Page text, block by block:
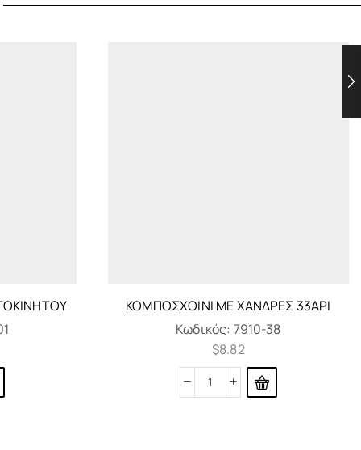
ΚΟΜΠΟΣΧΟΊΝΙ ΜΕ ΧΆΝΔΡΕΣ 33ΑΡΙ
Κωδικός: 7910-38
$8.82